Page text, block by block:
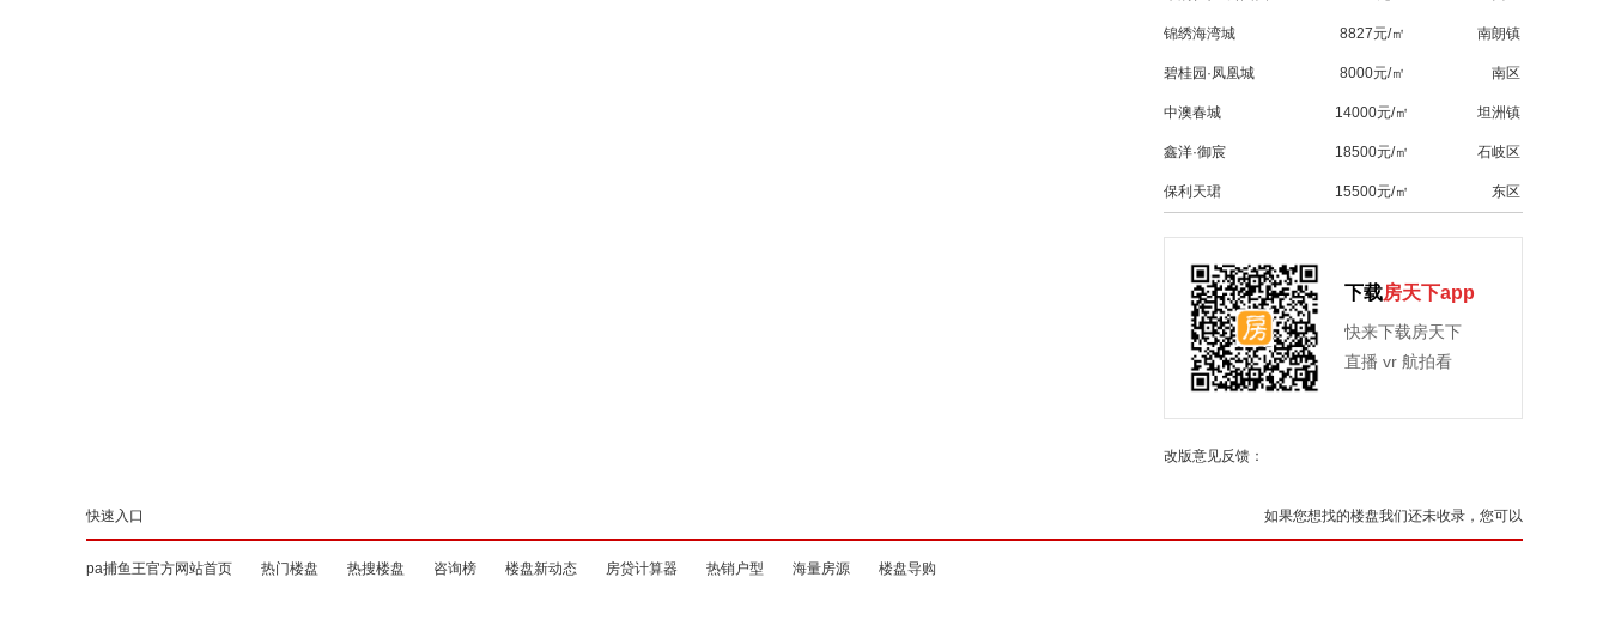
锦绣海湾城 8827元/㎡ 南朗镇
碧桂园·凤凰城 8000元/㎡ 南区
中澳春城 14000元/㎡ 坦洲镇
鑫洋·御宸 18500元/㎡ 石岐区
保利天珺 15500元/㎡ 东区
下载房天下app
快来下载房天下
直播 vr 航拍看
改版意见反馈：
如果您想找的楼盘我们还未收录，您可以
快速入口
pa捕鱼王官方网站首页 热门楼盘 热搜楼盘 咨询榜 楼盘新动态 房贷计算器 热销户型 海量房源 楼盘导购